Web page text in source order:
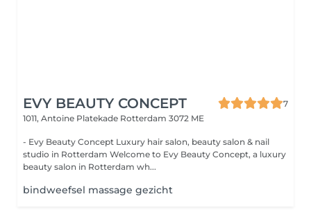
EVY BEAUTY CONCEPT
7
1011, Antoine Platekade Rotterdam 3072 ME
- Evy Beauty Concept Luxury hair salon, beauty salon & nail
studio in Rotterdam Welcome to Evy Beauty Concept, a luxury
beauty salon in Rotterdam wh...
bindweefsel massage gezicht